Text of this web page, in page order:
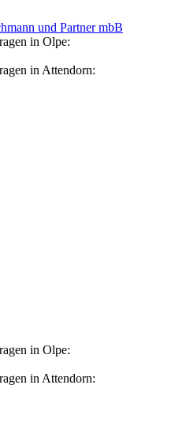
in Olpe:
in Attendorn:
in Olpe:
in Attendorn: